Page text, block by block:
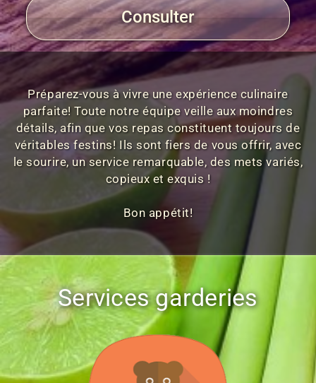
Consulter
Préparez-vous à vivre une expérience culinaire
parfaite! Toute notre équipe veille aux moindres
détails, afin que vos repas constituent toujours de
véritables festins! Ils sont fiers de vous offrir, avec
le sourire, un service remarquable, des mets variés,
copieux et exquis !
Bon appétit!
Services garderies